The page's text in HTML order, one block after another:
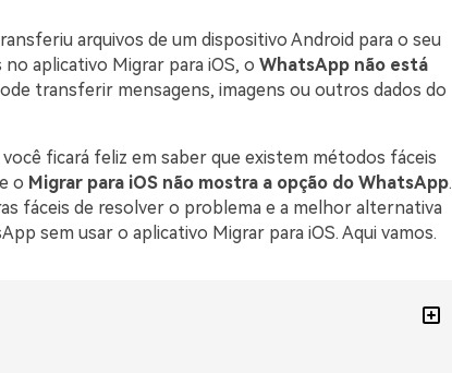
arquivos de um dispositivo Android para o seu
aplicativo Migrar para iOS, o WhatsApp não está
transferir mensagens, imagens ou outros dados do
ficará feliz em saber que existem métodos fáceis
o Migrar para iOS não mostra a opção do WhatsApp.
fáceis de resolver o problema e a melhor alternativa
sem usar o aplicativo Migrar para iOS. Aqui vamos.